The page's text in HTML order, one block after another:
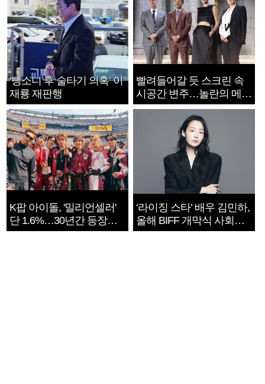
‘뺑소니 후 술타기 의혹’ 이
재룡 재판행
빨려들어갈 듯 스크린 속
시공간 변주…놀란의 메시
지는 ‘전쟁 속죄’
K팝 아이돌, '밀리언셀러'
단 1.6%…30년간 등장
1182개팀 전수조사
‘라이징 스타’ 배우 김민하,
올해 BIFF 개막식 사회자
확정